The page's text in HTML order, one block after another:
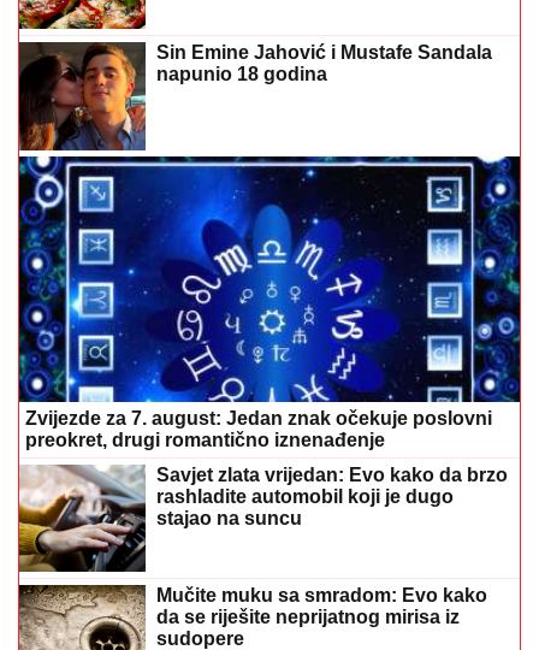
Sin Emine Jahović i Mustafe Sandala
napunio 18 godina
Zvijezde za 7. august: Jedan znak očekuje poslovni
preokret, drugi romantično iznenađenje
Savjet zlata vrijedan: Evo kako da brzo
rashladite automobil koji je dugo
stajao na suncu
Mučite muku sa smradom: Evo kako
da se riješite neprijatnog mirisa iz
sudopere